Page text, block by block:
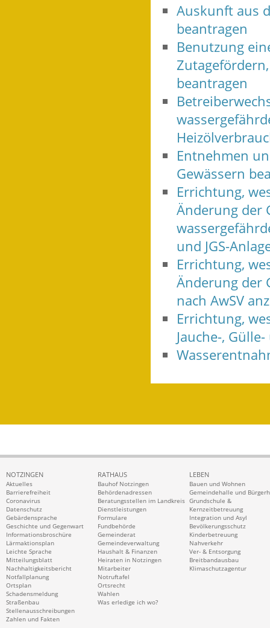
Auskunft aus
beantragen
Benutzung
beantragen
Entnehmen
Gewässern
Errichtung,
Änderung der
und JGS-
Errichtung,
Änderung der
nach AwSV
Errichtung,
Jauche-,
NOTZINGEN
Aktuelles
Barrierefreiheit
Coronavirus
Datenschutz
Gebärdensprache
Geschichte und Gegenwart
Informationsbroschüre
Lärmaktionsplan
Leichte Sprache
Mitteilungsblatt
Nachhaltigkeitsbericht
Notfallplanung
Ortsplan
Schadensmeldung
Straßenbau
Stellenausschreibungen
Zahlen und Fakten
RATHAUS
Bauhof Notzingen
Behördenadressen
Beratungsstellen im Landkreis
Dienstleistungen
Formulare
Fundbehörde
Gemeinderat
Gemeindeverwaltung
Haushalt & Finanzen
Heiraten in Notzingen
Mitarbeiter
Notruftafel
Ortsrecht
Wahlen
Was erledige ich wo?
LEBEN
Bauen und Wohnen
Gemeindehalle und
Grundschule &
Kernzeitbetreuung
Integration und Asyl
Bevölkerungsschutz
Kinderbetreuung
Nahverkehr
Ver- & Entsorgung
Breitbandausbau
Klimaschutzagentur